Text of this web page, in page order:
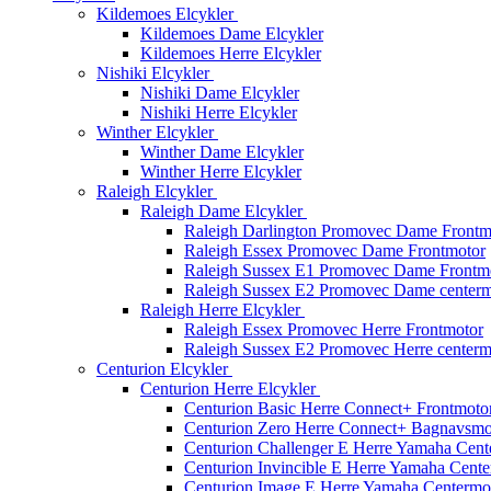
Kildemoes Elcykler
Kildemoes Dame Elcykler
Kildemoes Herre Elcykler
Nishiki Elcykler
Nishiki Dame Elcykler
Nishiki Herre Elcykler
Winther Elcykler
Winther Dame Elcykler
Winther Herre Elcykler
Raleigh Elcykler
Raleigh Dame Elcykler
Raleigh Darlington Promovec Dame
Raleigh Essex Promovec Dame Frontmotor
Raleigh Sussex E1 Promovec Dame
Raleigh Sussex E2 Promovec Dame
Raleigh Herre Elcykler
Raleigh Essex Promovec Herre Frontmotor
Raleigh Sussex E2 Promovec Herre
Centurion Elcykler
Centurion Herre Elcykler
Centurion Basic Herre Connect+
Centurion Zero Herre Connect+
Centurion Challenger E Herre Yamaha
Centurion Invincible E Herre Yamaha
Centurion Image E Herre Yamaha